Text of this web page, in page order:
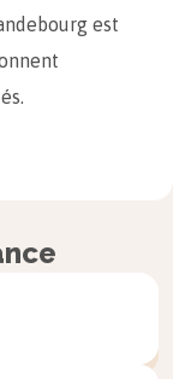
est
et les
Les
manière